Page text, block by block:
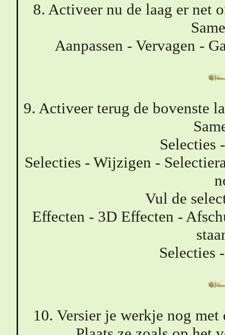
8. Activeer nu de laag er net
Aanpassen - Vervagen -
9. Activeer terug de bovenste
Selecties
Selecties - Wijzigen -
Vul de
Effecten - 3D Effecten -
Selecties
10. Versier je werkje nog